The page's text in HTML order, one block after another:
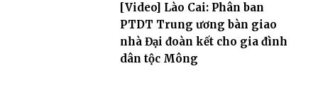
[Video] Lào Cai: Phân ban
PTDT Trung ương bàn giao
nhà Đại đoàn kết cho gia đình
dân tộc Mông